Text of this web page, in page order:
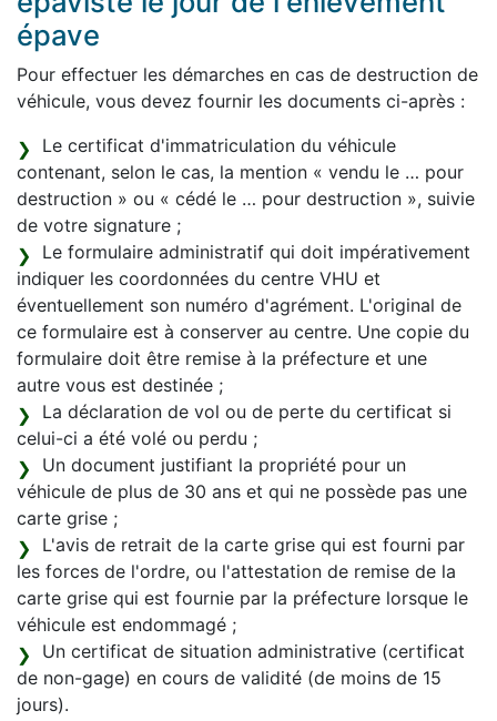
épave
Pour effectuer les démarches en cas de destruction de
véhicule, vous devez fournir les documents ci-après :
Le certificat d'immatriculation du véhicule
contenant, selon le cas, la mention « vendu le … pour
destruction » ou « cédé le … pour destruction », suivie
de votre signature ;
Le formulaire administratif qui doit impérativement
indiquer les coordonnées du centre VHU et
éventuellement son numéro d'agrément. L'original de
ce formulaire est à conserver au centre. Une copie du
formulaire doit être remise à la préfecture et une
autre vous est destinée ;
La déclaration de vol ou de perte du certificat si
celui-ci a été volé ou perdu ;
Un document justifiant la propriété pour un
véhicule de plus de 30 ans et qui ne possède pas une
carte grise ;
L'avis de retrait de la carte grise qui est fourni par
les forces de l'ordre, ou l'attestation de remise de la
carte grise qui est fournie par la préfecture lorsque le
véhicule est endommagé ;
Un certificat de situation administrative (certificat
de non-gage) en cours de validité (de moins de 15
jours).